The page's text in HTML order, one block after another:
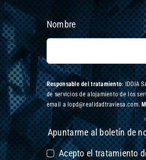
Nombre
Responsable del tratamiento: IDOIA
de servicios de alojamiento de los
email a lopd@realidadtraviesa.com.
Apuntarme al boletín de
Acepto el tratamiento